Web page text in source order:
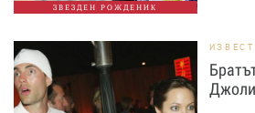
ЗВЕЗДЕН РОЖДЕНИК
Джоли